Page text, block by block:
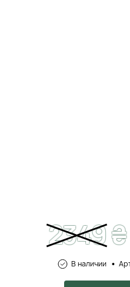
2349₴
В наличии